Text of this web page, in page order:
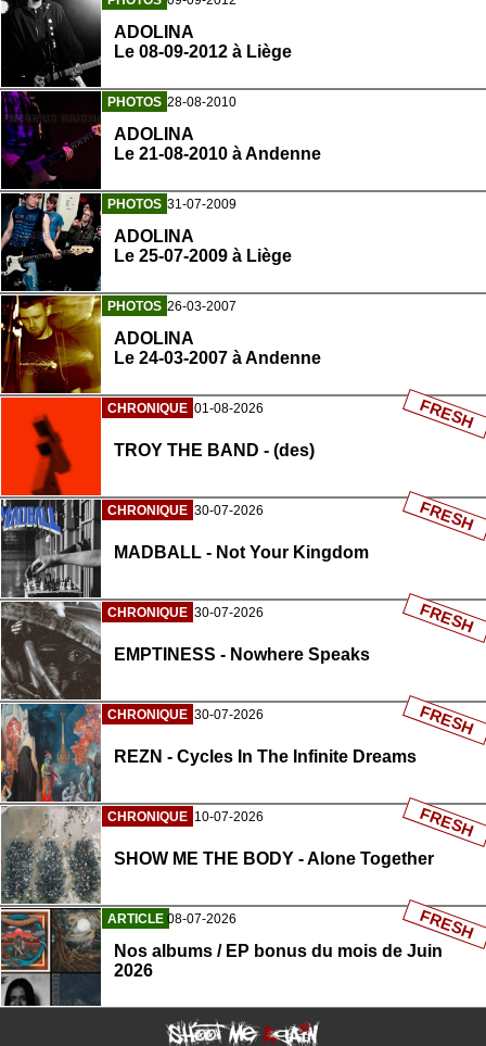
ADOLINA
Le 08-09-2012 à Liège
PHOTOS 28-08-2010
ADOLINA
Le 21-08-2010 à Andenne
PHOTOS 31-07-2009
ADOLINA
Le 25-07-2009 à Liège
PHOTOS 26-03-2007
ADOLINA
Le 24-03-2007 à Andenne
CHRONIQUE 01-08-2026
TROY THE BAND - (des)
FRESH
CHRONIQUE 30-07-2026
MADBALL - Not Your Kingdom
FRESH
CHRONIQUE 30-07-2026
EMPTINESS - Nowhere Speaks
FRESH
CHRONIQUE 30-07-2026
REZN - Cycles In The Infinite Dreams
FRESH
CHRONIQUE 10-07-2026
SHOW ME THE BODY - Alone Together
FRESH
ARTICLE 08-07-2026
Nos albums / EP bonus du mois de Juin
2026
FRESH